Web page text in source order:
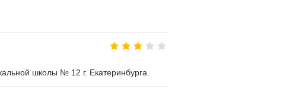
школы № 12 г. Екатеринбурга.